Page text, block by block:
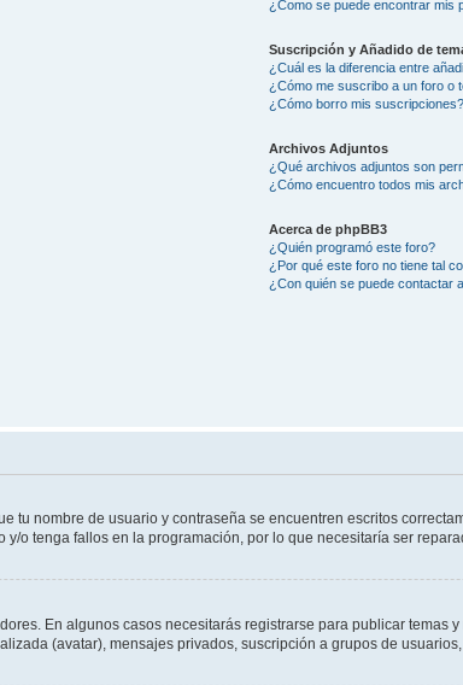
¿Como se puede encontrar mis
Suscripción y Añadido de
¿Cuál es la diferencia entre
¿Cómo me suscribo a un foro o
¿Cómo borro mis suscripciones?
Archivos Adjuntos
¿Qué archivos adjuntos son
¿Cómo encuentro todos mis
Acerca de phpBB3
¿Quién programó este foro?
¿Por qué este foro no tiene tal
¿Con quién se puede contactar
tu nombre de usuario y contraseña se encuentren escritos
o tenga fallos en la programación, por lo que necesitaría ser
En algunos casos necesitarás registrarse para publicar
(avatar), mensajes privados, suscripción a grupos de